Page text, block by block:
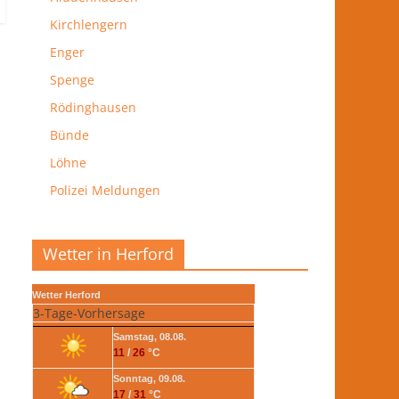
Kirchlengern
Enger
Spenge
Rödinghausen
Bünde
Löhne
Polizei Meldungen
Wetter in Herford
Wetter Herford
3-Tage-Vorhersage
Samstag, 08.08.
11 / 26 °C
Sonntag, 09.08.
17 / 31 °C